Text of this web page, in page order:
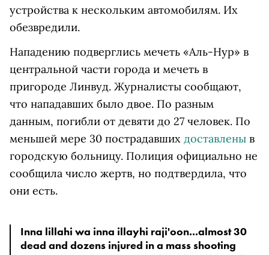
устройства к нескольким автомобилям. Их
обезвредили.
Нападению подверглись мечеть «Аль-Нур» в
центральной части города и мечеть в
пригороде Линвуд. Журналисты сообщают,
что нападавших было двое. По разным
данным, погибли от девяти до 27 человек. По
меньшей мере 30 пострадавших доставлены в
городскую больницу. Полиция официально не
сообщила число жертв, но подтвердила, что
они есть.
Inna lillahi wa inna illayhi raji'oon...almost 30
dead and dozens injured in a mass shooting